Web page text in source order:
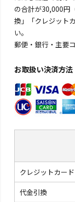
の合計が30,000円
換」「クレジット
い。
郵便・銀行・主要
お取扱い決済方
クレジットカード
代金引換